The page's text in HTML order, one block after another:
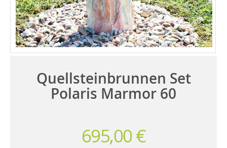
Quellsteinbrunnen Set
Polaris Marmor 60
695,00 €